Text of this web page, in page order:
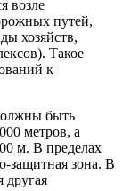
возле
путей,
хозяйств,
Такое
к
быть
метров, а
м. В пределах
защитная зона. В
другая